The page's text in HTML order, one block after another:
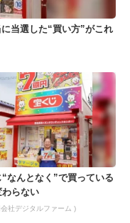
当選した“買い方”がこれ
なんとなく”で買っている
わらない
社デジタルファーム )